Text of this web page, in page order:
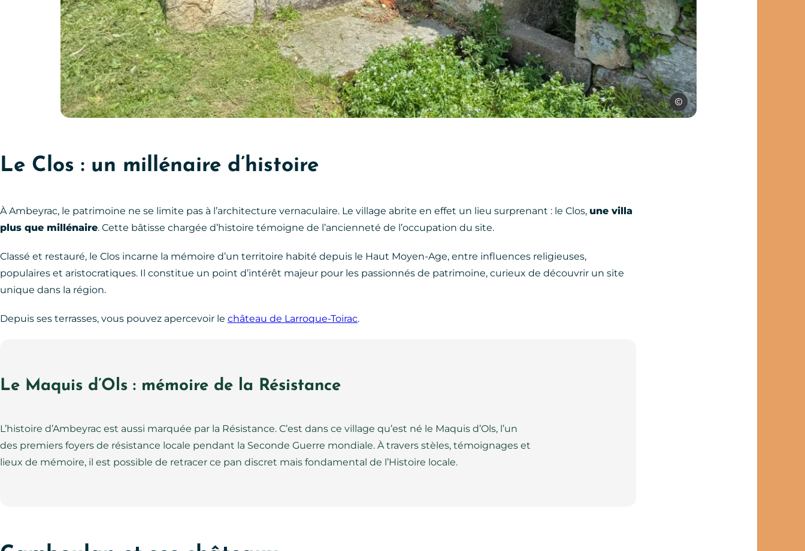
Patrimoine d, © SPL Ouest Aveyron Tourisme
SPL Ouest Aveyron Tourisme
Le Clos : un millénaire d’histoire
À Ambeyrac, le patrimoine ne se limite pas à l’architecture vernaculaire. Le village abrite en effet un lieu surprenant : le Clos, une villa
plus que millénaire. Cette bâtisse chargée d’histoire témoigne de l’ancienneté de l’occupation du site.
Classé et restauré, le Clos incarne la mémoire d’un territoire habité depuis le Haut Moyen-Age, entre influences religieuses,
populaires et aristocratiques. Il constitue un point d’intérêt majeur pour les passionnés de patrimoine, curieux de découvrir un site
unique dans la région.
Depuis ses terrasses, vous pouvez apercevoir le château de Larroque-Toirac.
Le Maquis d’Ols : mémoire de la Résistance
L’histoire d’Ambeyrac est aussi marquée par la Résistance. C’est dans ce village qu’est né le Maquis d’Ols, l’un
des premiers foyers de résistance locale pendant la Seconde Guerre mondiale. À travers stèles, témoignages et
lieux de mémoire, il est possible de retracer ce pan discret mais fondamental de l’Histoire locale.